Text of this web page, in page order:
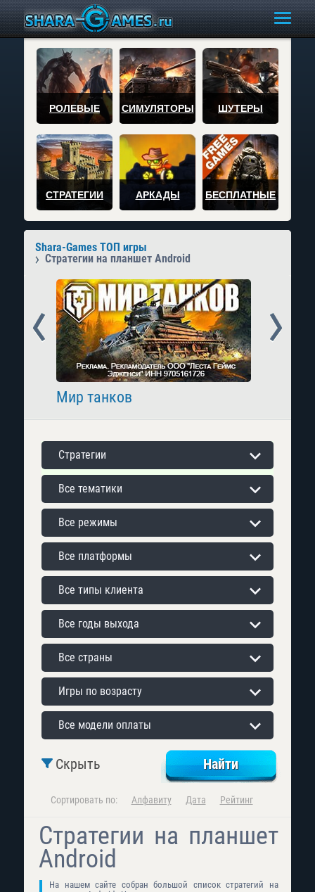
РОЛЕВЫЕ СИМУЛЯТОРЫ ШУТЕРЫ
СТРАТЕГИИ АРКАДЫ БЕСПЛАТНЫЕ
Shara-Games ТОП игры
Стратегии на планшет Android
Мир танков
Prev
Стратегии
Все тематики
Все режимы
Все платформы
Все типы клиента
Все годы выхода
Все страны
Игры по возрасту
Все модели оплаты
Скрыть
Сортировать по: Алфавиту Дата Рейтинг
Стратегии на планшет
Android
На нашем сайте собран большой список стратегий на